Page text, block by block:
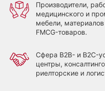
Производители,
медицинского и
мебели,
FMCG-товаров.
Сфера B2B- и B2C-
центры,
риелторские и